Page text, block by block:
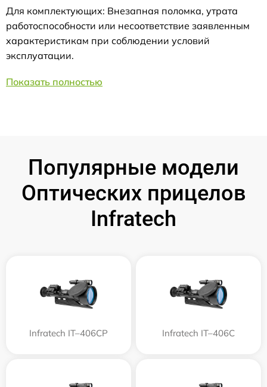
Для комплектующих: Внезапная поломка, утрата
работоспособности или несоответствие заявленным
характеристикам при соблюдении условий
эксплуатации.
Показать полностью
Популярные модели
Оптических прицелов
Infratech
Infratech IT–406СP Infratech IT–406С